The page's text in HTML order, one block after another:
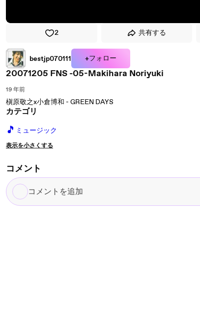
2 共有する
bestjp070111 +フォロー
20071205 FNS -05-Makihara Noriyuki
19 年前
槇原敬之x小倉博和 - GREEN DAYS
カテゴリ
🎵 ミュージック
表示を小さくする
コメント
コ
メ